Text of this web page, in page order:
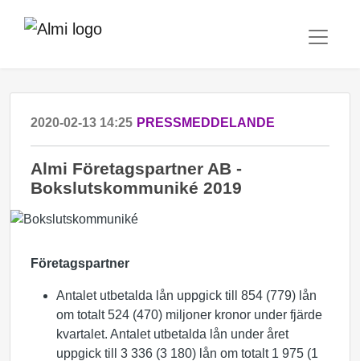
2020-02-13 14:25 PRESSMEDDELANDE
Almi Företagspartner AB -
Bokslutskommuniké 2019
Företagspartner
Antalet utbetalda lån uppgick till 854 (779) lån
om totalt 524 (470) miljoner kronor under fjärde
kvartalet. Antalet utbetalda lån under året
uppgick till 3 336 (3 180) lån om totalt 1 975 (1